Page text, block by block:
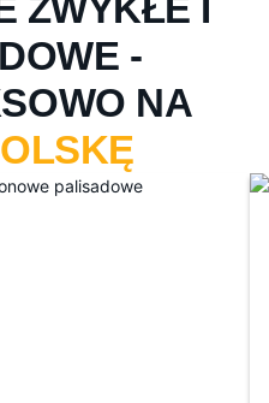
ZWYKŁE I
-
NA